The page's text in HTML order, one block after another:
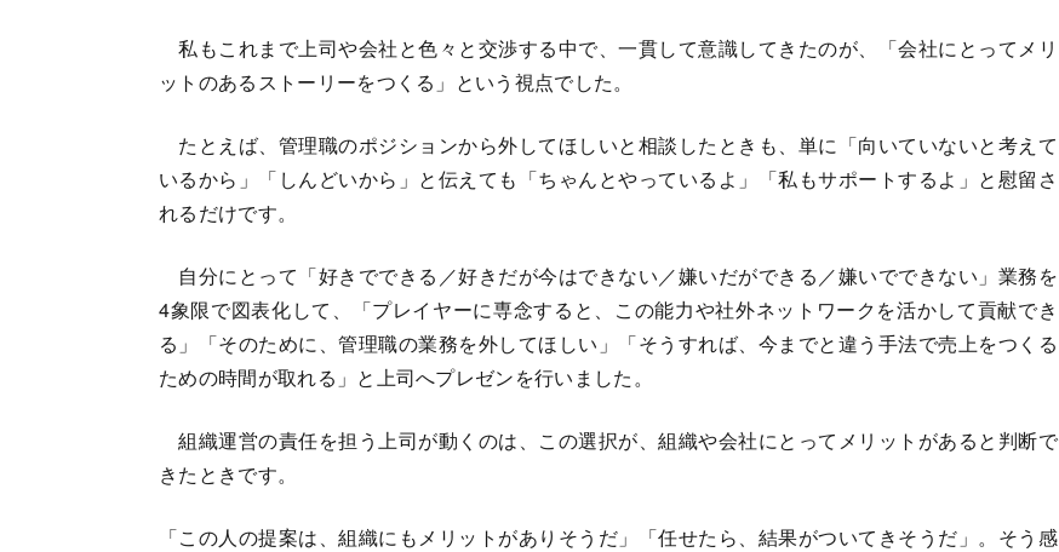
私もこれまで上司や会社と色々と交渉する中で、一貫して意識してきたのが、「会社にとってメリ
ットのあるストーリーをつくる」という視点でした。
たとえば、管理職のポジションから外してほしいと相談したときも、単に「向いていないと考えて
いるから」「しんどいから」と伝えても「ちゃんとやっているよ」「私もサポートするよ」と慰留さ
れるだけです。
自分にとって「好きでできる／好きだが今はできない／嫌いだができる／嫌いでできない」業務を
4象限で図表化して、「プレイヤーに専念すると、この能力や社外ネットワークを活かして貢献でき
る」「そのために、管理職の業務を外してほしい」「そうすれば、今までと違う手法で売上をつくる
ための時間が取れる」と上司へプレゼンを行いました。
組織運営の責任を担う上司が動くのは、この選択が、組織や会社にとってメリットがあると判断で
きたときです。
「この人の提案は、組織にもメリットがありそうだ」「任せたら、結果がついてきそうだ」。そう感